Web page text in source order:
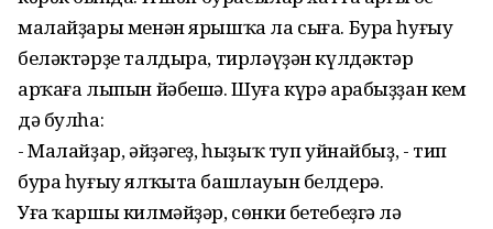
малайҙары менән ярышҡа ла сыға. Бура һуғыу
беләктәрҙе талдыра, тирләүҙән күлдәктәр
арҡаға лыпын йәбешә. Шуға күрә арабыҙҙан кем
дә булһа:
- Малайҙар, әйҙәгеҙ, һыҙыҡ туп уйнайбыҙ, - тип
бура һуғыу ялҡыта башлауын белдерә.
Уға ҡаршы килмәйҙәр, сөнки бетебеҙгә лә